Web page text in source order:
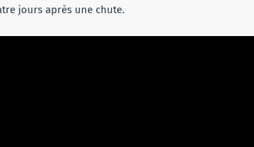
jours après une chute.